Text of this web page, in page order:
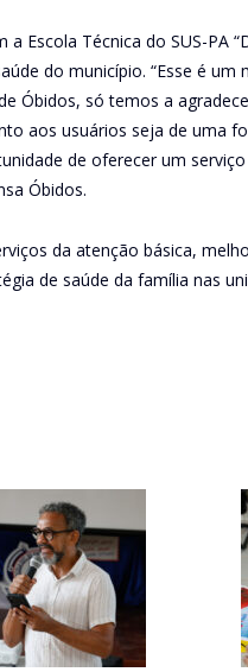
Escola Técnica do SUS-PA
do município. “Esse é um
Óbidos, só temos a
aos usuários seja de uma
de oferecer um
Óbidos.
da atenção básica,
de saúde da família nas